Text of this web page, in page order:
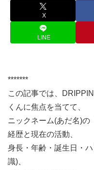
X
LINE
*******
この記事では、
くんに焦点を当てて、
ニックネーム(あだ名)の
経歴と現在の活動、
身長・年齢・誕生日・
識)、